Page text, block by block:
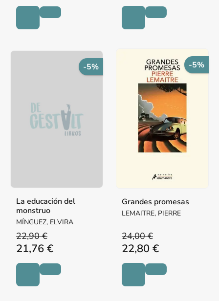
-5%
La educación del
monstruo
MÍNGUEZ, ELVIRA
22,90 €
21,76 €
-5%
Grandes promesas
LEMAITRE, PIERRE
24,00 €
22,80 €